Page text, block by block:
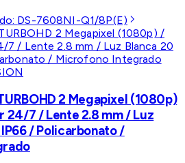
DS-7608NI-Q1/8P(E)
2 Megapixel (1080p)
24/7 / Lente 2.8 mm / Luz
/ Policarbonato /